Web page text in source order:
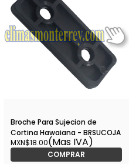
Broche Para Sujecion de
Cortina Hawaiana - BRSUCOJA
MXN$18.00(Mas IVA)
COMPRAR